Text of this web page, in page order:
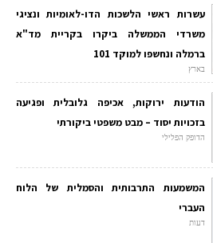
עשרות ראשי הלשכות הדו-לאומיות ונציגי
משרדי הממשלה ביקרו בקריית מד"א
ברמלה ונחשפו למוקד 101
בארץ
הודעות ירוקות, אכיפה גלובלית ופגיעה
בזכויות יסוד – מבט משפטי ביקורתי
הדופק הפלילי
המשמעות התרבותית והסמלית של הלוח
העברי
דעות